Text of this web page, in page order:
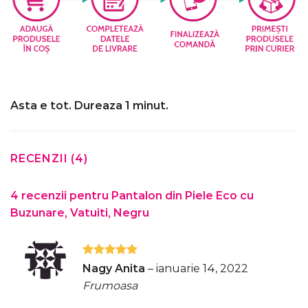
Asta e tot. Dureaza 1 minut.
RECENZII (4)
4 recenzii pentru Pantalon din Piele Eco cu
Buzunare, Vatuiti, Negru
Evaluat la
din 5
Nagy Anita – ianuarie 14, 2022
Frumoasa